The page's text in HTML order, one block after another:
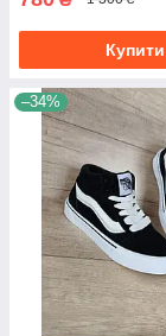
Купити
–34%